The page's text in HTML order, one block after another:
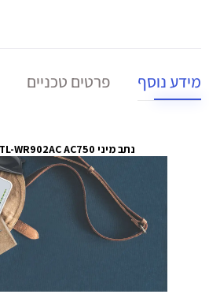
מידע נוסף פרטים טכניים
נתב מיני TL-WR902AC AC750 מבית